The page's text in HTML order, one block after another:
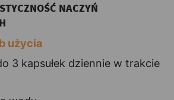
NACZYŃ
użycia
3 kapsułek dziennie w trakcie